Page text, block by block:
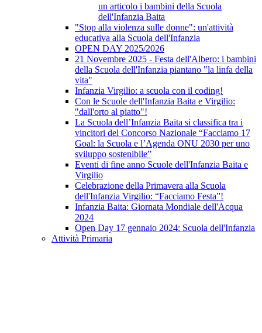
un articolo i bambini della Scuola
dell'Infanzia Baita
"Stop alla violenza sulle donne": un'attività
educativa alla Scuola dell'Infanzia
OPEN DAY 2025/2026
21 Novembre 2025 - Festa dell'Albero: i bambini
della Scuola dell'Infanzia piantano "la linfa della
vita"
Infanzia Virgilio: a scuola con il coding!
Con le Scuole dell'Infanzia Baita e Virgilio:
"dall'orto al piatto"!
La Scuola dell’Infanzia Baita si classifica tra i
vincitori del Concorso Nazionale “Facciamo 17
Goal: la Scuola e l’Agenda ONU 2030 per uno
sviluppo sostenibile”
Eventi di fine anno Scuole dell'Infanzia Baita e
Virgilio
Celebrazione della Primavera alla Scuola
dell'Infanzia Virgilio: “Facciamo Festa”!
Infanzia Baita: Giornata Mondiale dell'Acqua
2024
Open Day 17 gennaio 2024: Scuola dell'Infanzia
Attività Primaria